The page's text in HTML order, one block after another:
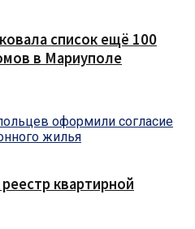
список ещё 100
в Мариуполе
квартирной